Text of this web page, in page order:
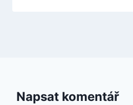
Napsat komentář